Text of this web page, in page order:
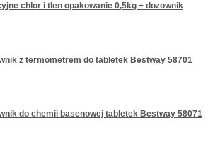
chlor i tlen opakowanie 0,5kg + dozownik
z termometrem do tabletek Bestway 58701
do chemii basenowej tabletek Bestway 58071